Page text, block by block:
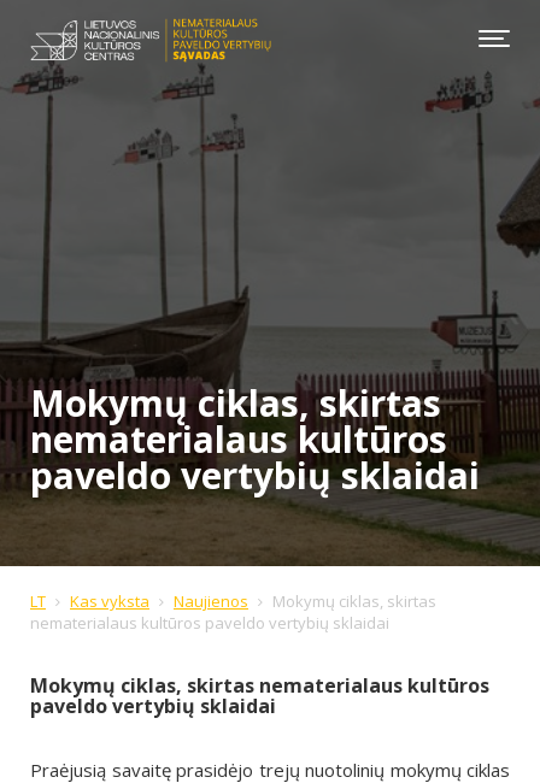
Mokymų ciklas, skirtas
nematerialaus kultūros
paveldo vertybių sklaidai
LT Kas vyksta Naujienos
Mokymų ciklas, skirtas
nematerialaus kultūros paveldo vertybių sklaidai
Mokymų ciklas, skirtas nematerialaus kultūros
paveldo vertybių sklaidai
Praėjusią savaitę prasidėjo trejų nuotolinių mokymų ciklas